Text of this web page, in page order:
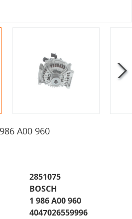
A00 960
2851075
BOSCH
1 986 A00 960
4047026559996